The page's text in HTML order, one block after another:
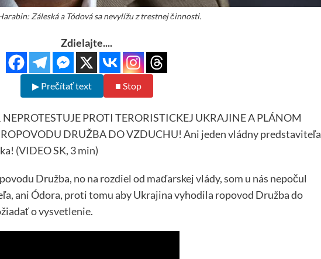
Záleská a Tódová sa nevylížu z trestnej činnosti.
Zdielajte....
▶ Prečítať text ■ Stop
PROTI TERORISTICKEJ UKRAJINE A PLÁNOM
DRUŽBA DO VZDUCHU! Ani jeden vládny predstaviteľa
(VIDEO SK, 3 min)
Družba, no na rozdiel od maďarskej vlády, som u nás nepočul
ani Ódora, proti tomu aby Ukrajina vyhodila ropovod Družba do
o vysvetlenie.